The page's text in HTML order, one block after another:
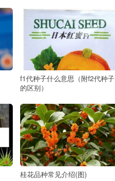
f1代种子什么意思（附f2代种子
的区别）
桂花品种常见介绍(图)